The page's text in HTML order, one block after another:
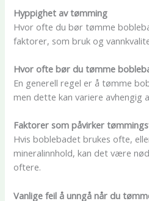
Hyppighet av tømming
Hvor ofte du bør tømme
faktorer, som bruk og
Hvor ofte bør du tømme
En generell regel er å tømme
men dette kan variere avhengig
Faktorer som påvirker
Hvis boblebadet brukes ofte,
mineralinnhold, kan det være
oftere.
Vanlige feil å unngå når du